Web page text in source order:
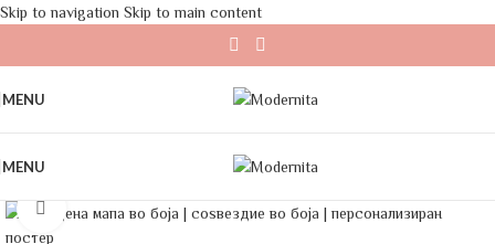
Skip to navigation Skip to main content
MENU
MENU
Click to enlarge